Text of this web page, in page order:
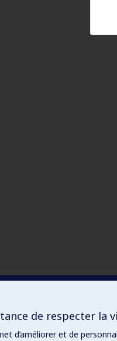
de respecter la
d’améliorer et de